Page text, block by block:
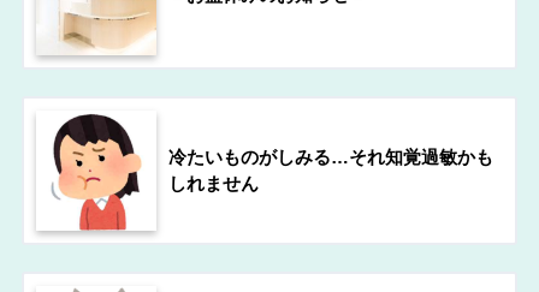
冷たいものがしみる…それ知覚過敏かも
しれません